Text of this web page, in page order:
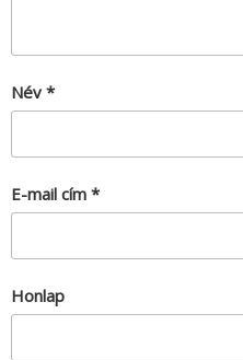
Név *
E-mail cím *
Honlap